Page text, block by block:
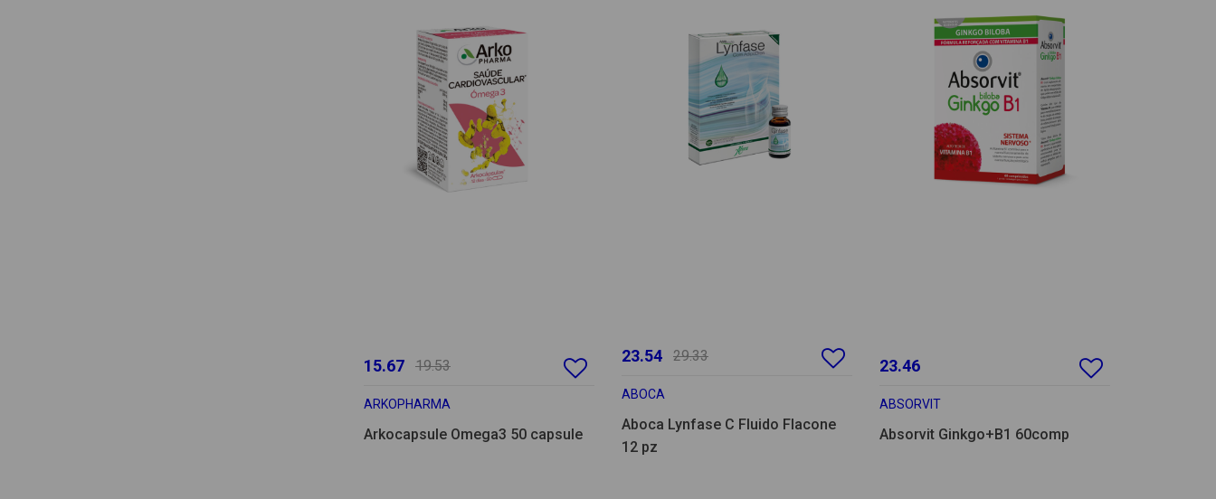
15.67 19.53
ARKOPHARMA
Arkocapsule Omega3 50 capsule
23.54 29.33
ABOCA
Aboca Lynfase C Fluido Flacone
12 pz
23.46
ABSORVIT
Absorvit Ginkgo+B1 60comp